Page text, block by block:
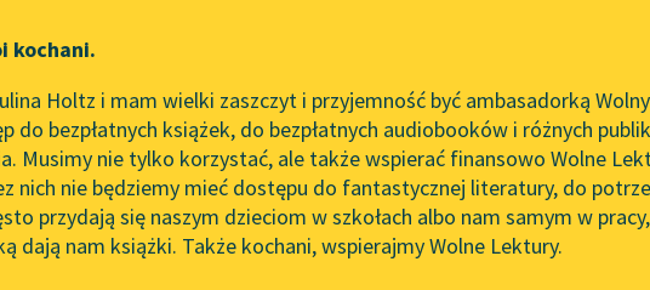
redakcyjne
Wolne Lektury na 32.
Pol’and’Rock Festivalu
„Kochanek Lady Chatterley”
do słuchania na Wolnych
Lekturach
Nowy audiobook – „Marzenie
API
OAI-PMH
Widget Wolnych Lektur
kochani.
Holtz i mam wielki zaszczyt i przyjemność być ambasadorką
do bezpłatnych książek, do bezpłatnych audiobooków i różnych
Musimy nie tylko korzystać, ale także wspierać finansowo Wolne
nich nie będziemy mieć dostępu do fantastycznej literatury, do
przydają się naszym dzieciom w szkołach albo nam samym w
dają nam książki. Także kochani, wspierajmy Wolne Lektury.
Andrzej Kijowski✖